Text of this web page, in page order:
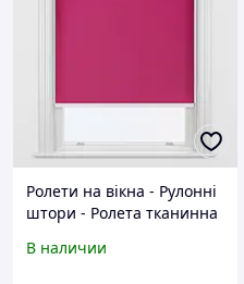
Ролети на вікна - Рулонні
штори - Ролета тканинна
38x150см
В наличии